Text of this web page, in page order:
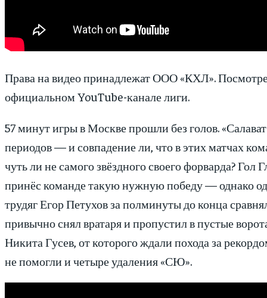
Права на видео принадлежат ООО «КХЛ».
официальном YouTube-канале лиги.
57 минут игры в Москве прошли без голов.
периодов — и совпадение ли, что в этих матчах
чуть ли не самого звёздного своего форварда? Гол
принёс команде такую нужную победу — однако
трудяг Егор Петухов за полминуты до конца
привычно снял вратаря и пропустил в пустые
Никита Гусев, от которого ждали похода за
не помогли и четыре удаления «СЮ».